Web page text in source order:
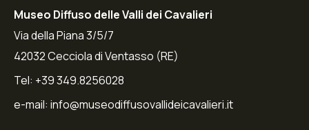
Museo Diffuso delle Valli dei Cavalieri
Via della Piana 3/5/7
42032 Cecciola di Ventasso (RE)
Tel: +39 349.8256028
e-mail: info@museodiffusovallideicavalieri.it